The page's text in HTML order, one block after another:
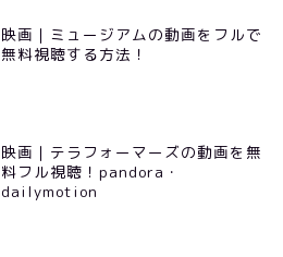
映画｜ミュージアムの動画をフルで
無料視聴する方法！
映画｜テラフォーマーズの動画を無
料フル視聴！pandora・
dailymotion